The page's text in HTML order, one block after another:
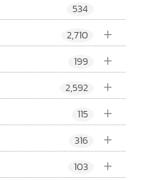
534
+
2,710
+
199
+
2,592
+
115
+
316
+
103